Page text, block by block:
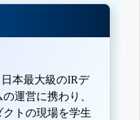
本最大級のIRデ
運営に携わり、
トの現場を学生